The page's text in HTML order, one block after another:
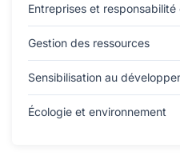
Entreprises et
Gestion des ressources
Sensibilisation au
Écologie et environnement